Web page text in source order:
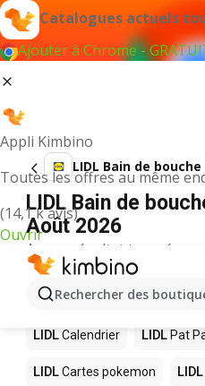
Catalogues actuels
Ajouter à Chrome -
Appli Kimbino
Toutes les offres au même
(14,1 k avis)
Ouvrir
Rechercher des
LIDL Bain de bouche
LIDL Bain de
Août 2026
Aucun résultat trouvé pour
D’autres produits
LIDL
LIDLCalendrier LIDL Pat
LIDLCartes pokemon LIDL